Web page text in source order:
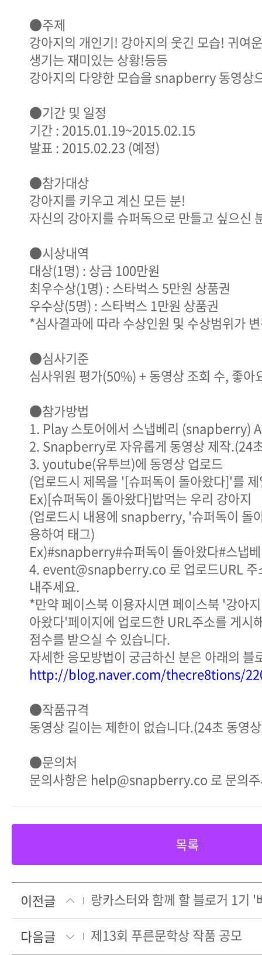
●주제
강아지의 개인기! 강아지의 웃긴 모습! 귀여
생기는 재미있는 상황!등등
강아지의 다양한 모습을 snapberry 동영상
●기간 및 일정
기간 : 2015.01.19~2015.02.15
발표 : 2015.02.23 (예정)
●참가대상
강아지를 키우고 계신 모든 분!
자신의 강아지를 슈퍼독으로 만들고 싶으신
●시상내역
대상(1명) : 상금 100만원
최우수상(1명) : 스타벅스 5만원 상품권
우수상(5명) : 스타벅스 1만원 상품권
*심사결과에 따라 수상인원 및 수상범위가
●심사기준
심사위원 평가(50%) + 동영상 조회 수, 좋아
●참가방법
1. Play 스토어에서 스냅베리 (snapberry)
2. Snapberry로 자유롭게 동영상 제작.(24
3. youtube(유투브)에 동영상 업로드
(업로드시 제목을 '[슈퍼독이 돌아왔다]'를
Ex)[슈퍼독이 돌아왔다]밥먹는 우리 강아지
(업로드시 내용에 snapberry, '슈퍼독이 돌
용하여 태그)
Ex)#snapberry#슈퍼독이 돌아왔다#스냅
4. event@snapberry.co 로 업로드URL 주
내주세요.
*만약 페이스북 이용자시면 페이스북 '강아
아왔다'페이지에 업로드한 URL주소를 게시
점수를 받으실 수 있습니다.
자세한 응모방법이 궁금하신 분은 아래의 블
http://blog.naver.com/thecre8tions/
●작품규격
동영상 길이는 제한이 없습니다.(24초 동영
●문의처
문의사항은 help@snapberry.co 로 문의주
목록
이전글
다음글
제13회 푸른문학상 작품 공모